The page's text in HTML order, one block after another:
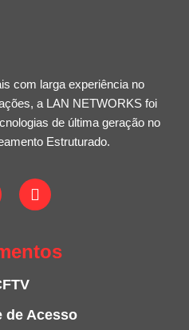
com larga experiência no
a LAN NETWORKS foi
de última geração no
Estruturado.
de Acesso